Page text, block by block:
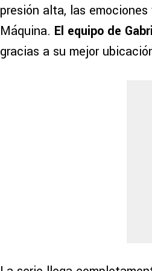
presión alta, las
Máquina. El equipo de
gracias a su mejor